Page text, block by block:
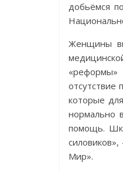
добьёмся
Женщины
отсутствие
которые
нормально
помощь.
Мир».